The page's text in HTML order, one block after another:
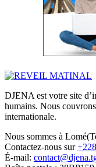
DJENA est votre site
humains. Nous
internationale.
Nous sommes à
Contactez-nous sur
É-mail: